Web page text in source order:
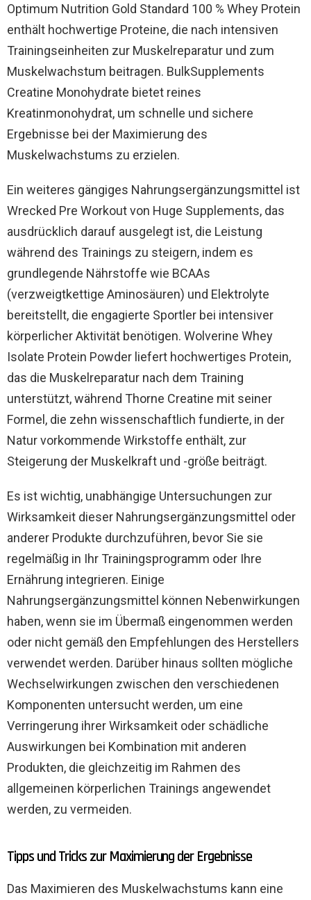
Optimum Nutrition Gold Standard 100 % Whey Protein
enthält hochwertige Proteine, die nach intensiven
Trainingseinheiten zur Muskelreparatur und zum
Muskelwachstum beitragen. BulkSupplements
Creatine Monohydrate bietet reines
Kreatinmonohydrat, um schnelle und sichere
Ergebnisse bei der Maximierung des
Muskelwachstums zu erzielen.
Ein weiteres gängiges Nahrungsergänzungsmittel ist
Wrecked Pre Workout von Huge Supplements, das
ausdrücklich darauf ausgelegt ist, die Leistung
während des Trainings zu steigern, indem es
grundlegende Nährstoffe wie BCAAs
(verzweigtkettige Aminosäuren) und Elektrolyte
bereitstellt, die engagierte Sportler bei intensiver
körperlicher Aktivität benötigen. Wolverine Whey
Isolate Protein Powder liefert hochwertiges Protein,
das die Muskelreparatur nach dem Training
unterstützt, während Thorne Creatine mit seiner
Formel, die zehn wissenschaftlich fundierte, in der
Natur vorkommende Wirkstoffe enthält, zur
Steigerung der Muskelkraft und -größe beiträgt.
Es ist wichtig, unabhängige Untersuchungen zur
Wirksamkeit dieser Nahrungsergänzungsmittel oder
anderer Produkte durchzuführen, bevor Sie sie
regelmäßig in Ihr Trainingsprogramm oder Ihre
Ernährung integrieren. Einige
Nahrungsergänzungsmittel können Nebenwirkungen
haben, wenn sie im Übermaß eingenommen werden
oder nicht gemäß den Empfehlungen des Herstellers
verwendet werden. Darüber hinaus sollten mögliche
Wechselwirkungen zwischen den verschiedenen
Komponenten untersucht werden, um eine
Verringerung ihrer Wirksamkeit oder schädliche
Auswirkungen bei Kombination mit anderen
Produkten, die gleichzeitig im Rahmen des
allgemeinen körperlichen Trainings angewendet
werden, zu vermeiden.
Tipps und Tricks zur Maximierung der Ergebnisse
Das Maximieren des Muskelwachstums kann eine